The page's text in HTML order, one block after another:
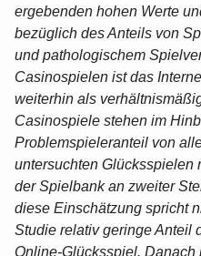
ergebenden hohen Werte
bezüglich des Anteils von
und pathologischem
Casinospielen ist das
weiterhin als
Casinospiele stehen im
Problemspieleranteil von
untersuchten Glücksspielen
der Spielbank an zweiter
diese Einschätzung spricht
Studie relativ geringe Anteil
Online-Glücksspiel. Danach